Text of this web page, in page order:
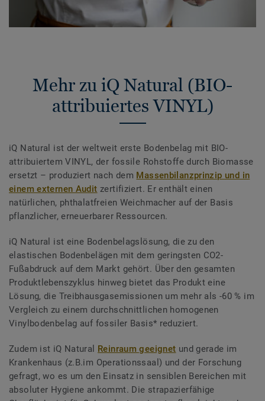
Mehr zu iQ Natural (BIO-
attribuiertes VINYL)
iQ Natural ist der weltweit erste Bodenbelag mit BIO-
attribuiertem VINYL, der fossile Rohstoffe durch Biomasse
ersetzt – produziert nach dem Massenbilanzprinzip und in
einem externen Audit zertifiziert. Er enthält einen
natürlichen, phthalatfreien Weichmacher auf der Basis
pflanzlicher, erneuerbarer Ressourcen.
iQ Natural ist eine Bodenbelagslösung, die zu den
elastischen Bodenbelägen mit dem geringsten CO2-
Fußabdruck auf dem Markt gehört. Über den gesamten
Produktlebenszyklus hinweg bietet das Produkt eine
Lösung, die Treibhausgasemissionen um mehr als -60 % im
Vergleich zu einem durchschnittlichen homogenen
Vinylbodenbelag auf fossiler Basis* reduziert.
Zudem ist iQ Natural Reinraum geeignet und gerade im
Krankenhaus (z.B.im Operationssaal) und der Forschung
gefragt, wo es um den Einsatz in sensiblen Bereichen mit
absoluter Hygiene ankommt. Die strapazierfähige